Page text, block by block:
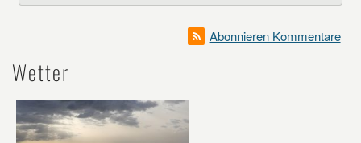
Abonnieren Kommentare
Wetter